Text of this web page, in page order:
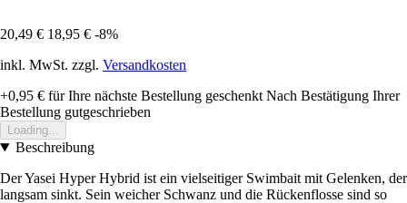
20,49 € 18,95 € -8%
inkl. MwSt. zzgl. Versandkosten
+0,95 € für Ihre nächste Bestellung geschenkt Nach Bestätigung Ihrer
Bestellung gutgeschrieben
Loading...
Beschreibung
Der Yasei Hyper Hybrid ist ein vielseitiger Swimbait mit Gelenken, der
langsam sinkt. Sein weicher Schwanz und die Rückenflosse sind so